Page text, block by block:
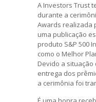
A Investors Trust
durante a
Awards realizada
uma publicação
produto S&P 500
como o Melhor
Devido a
entrega dos
a cerimônia foi